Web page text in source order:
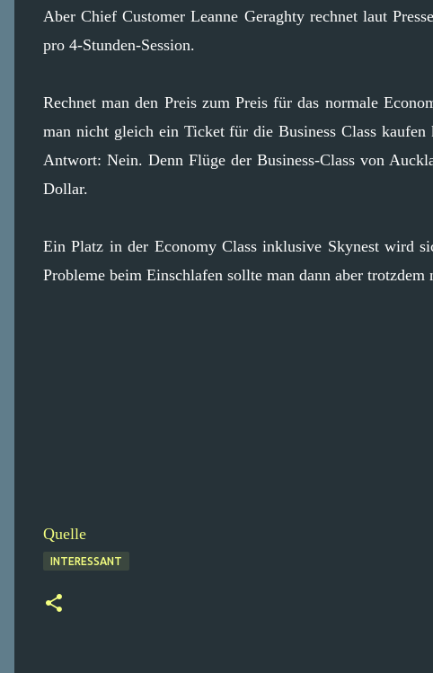
Aber Chief Customer Leanne Geraghty rechnet laut
pro 4-Stunden-Session.
Rechnet man den Preis zum Preis für das normale
man nicht gleich ein Ticket für die Business Class
Antwort: Nein. Denn Flüge der Business-Class von
Dollar.
Ein Platz in der Economy Class inklusive Skynest wird
Probleme beim Einschlafen sollte man dann aber
Quelle
INTERESSANT